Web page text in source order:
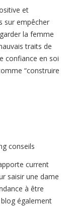
et
sur empêcher
la femme
traits de
confiance en soi
“construire
conseils
current
saisir une dame
à être
également